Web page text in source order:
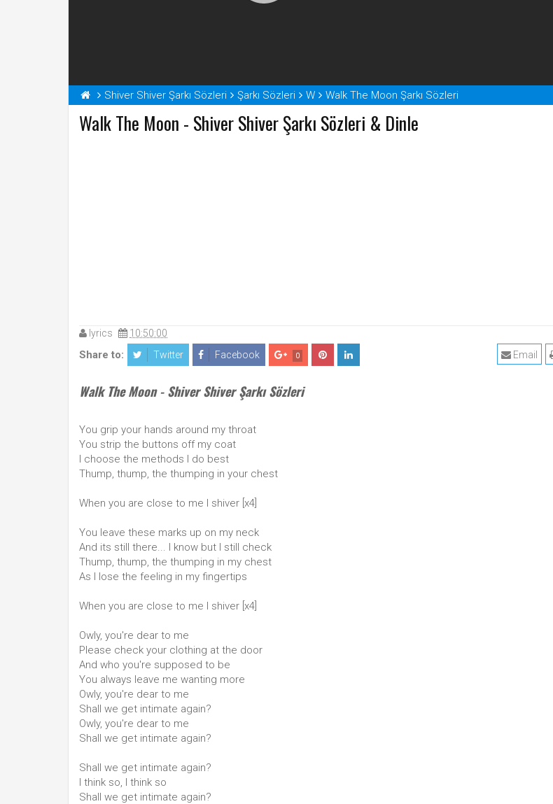
Shiver Shiver Şarkı Sözleri Şarkı Sözleri W Walk The Moon Şarkı Sözleri
Walk The Moon - Shiver Shiver Şarkı Sözleri & Dinle
lyrics 10:50:00
Share to: Twitter Facebook 0 Email
Walk The Moon - Shiver Shiver Şarkı Sözleri
You grip your hands around my throat
You strip the buttons off my coat
I choose the methods I do best
Thump, thump, the thumping in your chest
When you are close to me I shiver [x4]
You leave these marks up on my neck
And its still there... I know but I still check
Thump, thump, the thumping in my chest
As I lose the feeling in my fingertips
When you are close to me I shiver [x4]
Owly, you're dear to me
Please check your clothing at the door
And who you're supposed to be
You always leave me wanting more
Owly, you're dear to me
Shall we get intimate again?
Owly, you're dear to me
Shall we get intimate again?
Shall we get intimate again?
I think so, I think so
Shall we get intimate again?